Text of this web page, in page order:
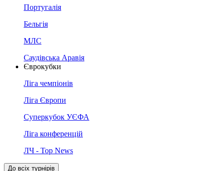
Португалія
Бельгія
МЛС
Саудівська Аравія
Єврокубки
Ліга чемпіонів
Ліга Європи
Суперкубок УЄФА
Ліга конференцій
ЛЧ - Top News
До всіх турнірів